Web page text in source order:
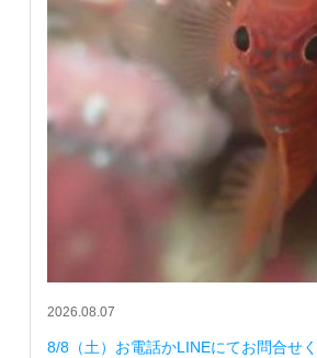
2026.08.07
8/8（土）お電話かLINEにてお問合せく